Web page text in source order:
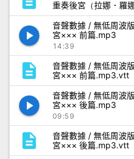
重奏後宮（拉娜・羅
play_arrow
音聲數據 / 無低周波
宮××× 前篇.mp3
14:39
description
音聲數據 / 無低周波
宮××× 前篇.mp3.vtt
play_arrow
音聲數據 / 無低周波
宮××× 後篇.mp3
09:59
description
音聲數據 / 無低周波
宮××× 後篇.mp3.vtt